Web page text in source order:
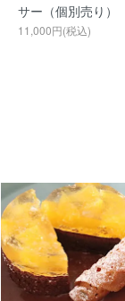
サー（個別売り）
11,000円(税込)